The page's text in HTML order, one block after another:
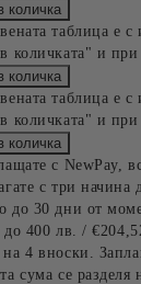
таблица е
количката" и при
таблица е
количката" и при
с NewPay,
с три начина
до 30 дни от
до 400 лв. /
4 вноски.
сума се